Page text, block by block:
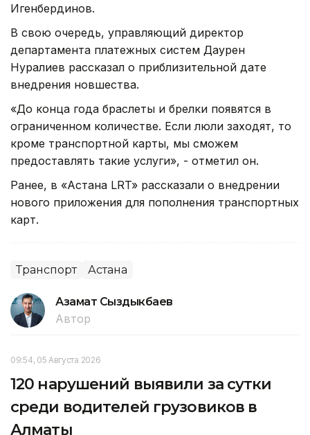
Игенбердинов.
В свою очередь, управляющий директор
департамента платежных систем Даурен
Нуралиев рассказал о приблизительной дате
внедрения новшества.
«До конца года браслеты и брелки появятся в
ограниченном количестве. Если люли заходят, то
кроме транспортной карты, мы сможем
предоставлять такие услуги», - отметил он.
Ранее, в «Астана LRT» рассказали о внедрении
нового приложения для пополнения транспортных
карт.
Транспорт Астана
Азамат Сыздыкбаев
Автор
09:54, 05 Августа 2026
120 нарушений выявили за сутки
среди водителей грузовиков в
Алматы